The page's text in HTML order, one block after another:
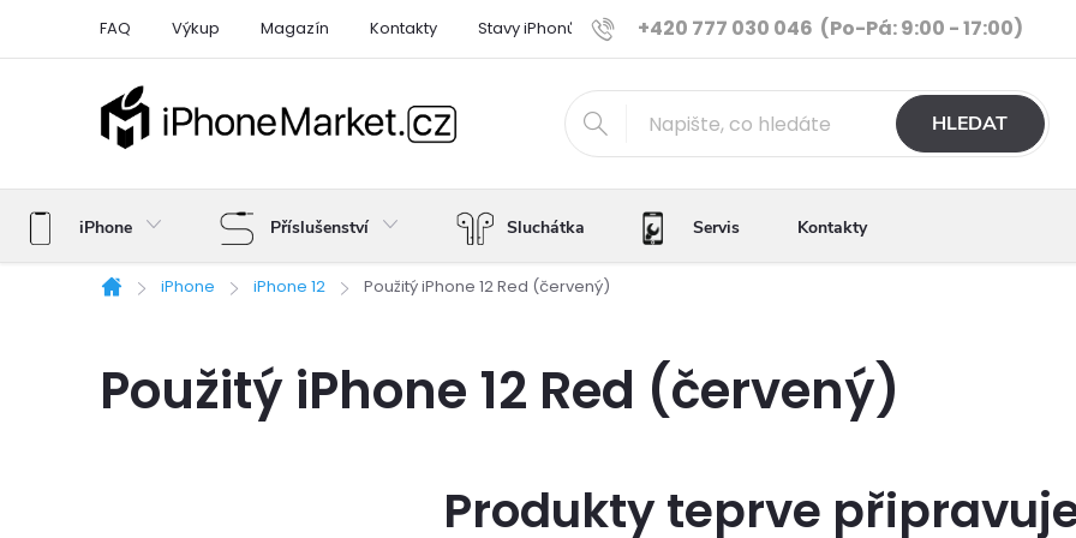
+420 777 030 046 (Po-Pá: 9:00 - 17:00)
FAQ Výkup Magazín Kontakty Stavy iPhonů Ověřené iPhony Výhody e-shopu Porovnání
HLEDAT
iPhone Příslušenství Sluchátka Servis Kontakty
Domů
iPhone iPhone 12 Použitý iPhone 12 Red (červený)
Použitý iPhone 12 Red (červený)
Produkty teprve